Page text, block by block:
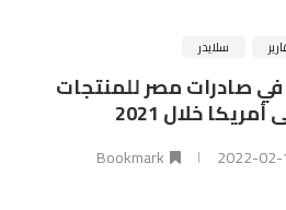
سلايدر
زيادة في صادرات مصر للمنتجات
خلال 2021
2022-02-
Bookmark